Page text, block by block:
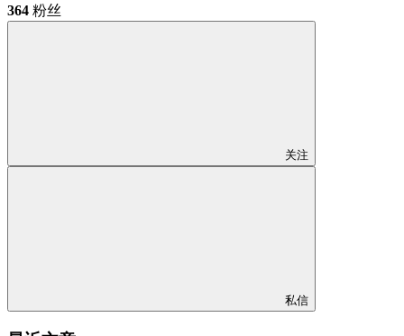
364 粉丝
关注
私信